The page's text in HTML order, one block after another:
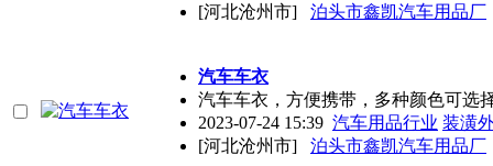
[河北沧州市]
泊头市鑫凯汽车用品厂
汽车车衣
汽车车衣，方便携带，多种颜色可选
2023-07-24 15:39 汽车用品行业 装潢
[河北沧州市]
泊头市鑫凯汽车用品厂